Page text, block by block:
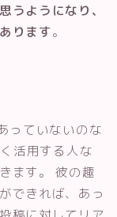
うようになり、
ります。
っていないのな
活用する人な
ます。 彼の趣
できれば、あっ